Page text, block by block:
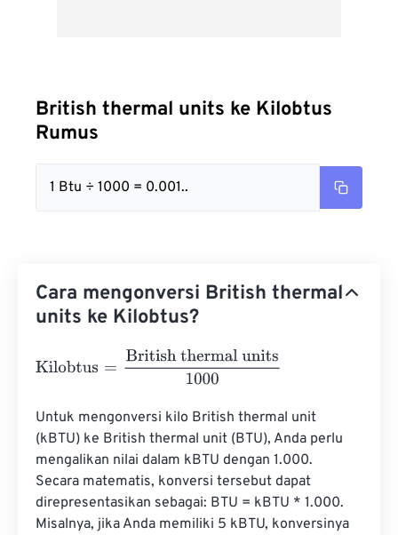
British thermal units ke Kilobtus
Rumus
1 Btu ÷ 1000 = 0.001..
Cara mengonversi British thermal
units ke Kilobtus?
Kilobtus British thermal units1000
Untuk mengonversi kilo British thermal unit
(kBTU) ke British thermal unit (BTU), Anda perlu
mengalikan nilai dalam kBTU dengan 1.000.
Secara matematis, konversi tersebut dapat
direpresentasikan sebagai: BTU = kBTU * 1.000.
Misalnya, jika Anda memiliki 5 kBTU, konversinya